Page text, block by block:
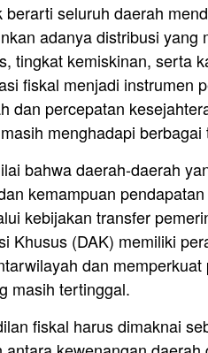
seluruh daerah
adanya distribusi yang
tingkat kemiskinan, serta
fiskal menjadi instrumen
dan percepatan
menghadapi berbagai
bahwa daerah-daerah
kemampuan
kebijakan transfer
Khusus (DAK) memiliki
dan
masih tertinggal.
fiskal harus dimaknai